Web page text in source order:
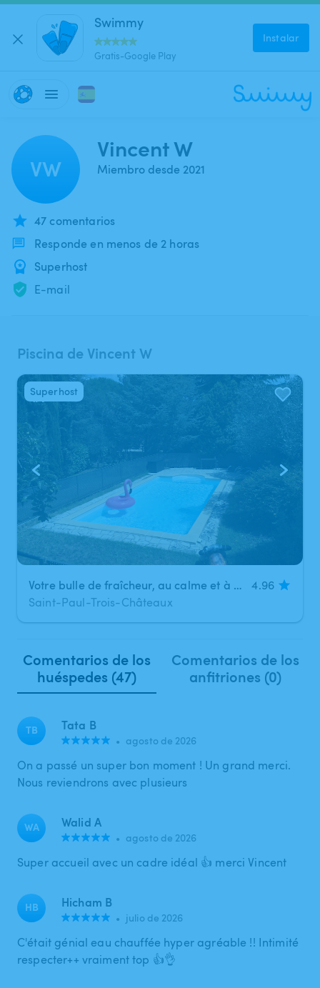
Swimmy
Gratis-Google Play
Instalar
VW
Vincent W
Miembro desde 2021
47 comentarios
Responde en menos de 2 horas
Superhost
E-mail
Piscina de Vincent W
1/7
Votre bulle de fraîcheur, au calme et à l’abri des regards
4.96
Saint-Paul-Trois-Châteaux
Superhost
Comentarios de los
huéspedes (47)
Comentarios de los
anfitriones (0)
TB Tata B
• agosto de 2026
On a passé un super bon moment ! Un grand merci.
Nous reviendrons avec plusieurs
WA Walid A
• agosto de 2026
Super accueil avec un cadre idéal 👍 merci Vincent
HB Hicham B
• julio de 2026
C'était génial eau chauffée hyper agréable !! Intimité
respecter++ vraiment top 👍👌